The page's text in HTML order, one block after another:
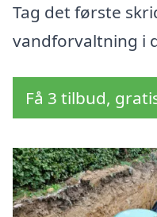
Tag det første
vandforvaltning i
Få 3 tilbud,